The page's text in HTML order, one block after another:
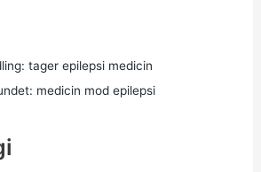
tager epilepsi medicin
medicin mod epilepsi